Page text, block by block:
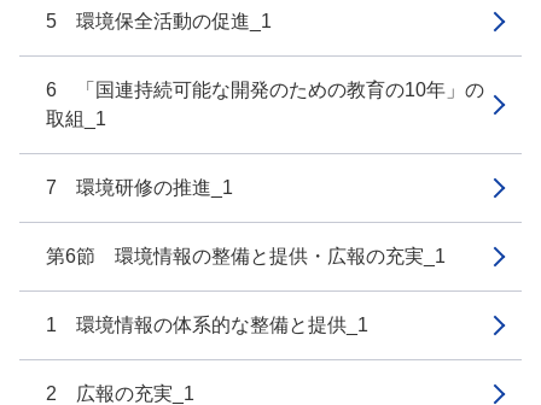
5 環境保全活動の促進_1
6 「国連持続可能な開発のための教育の10年」の
取組_1
7 環境研修の推進_1
第6節 環境情報の整備と提供・広報の充実_1
1 環境情報の体系的な整備と提供_1
2 広報の充実_1